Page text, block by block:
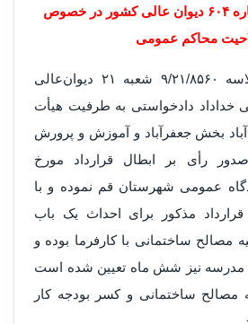
رای و‌حدت‌ رو‌یه شماره ۶۰۴ دیوان عالی کشور در خصوص
محاکم عمومی
۲ ‌ـ‌ حسب پرو‌نده کلاسه ۹/۲۱/۸۵۶۰ شعبه ۲۱ دیوان‌عالی
خداداد دادخواستی به طرفیت هیأت
بخش جعفرآباد و آموزش و پرو‌رش
رأی بر ابطال قرارداد مورخ
تقدیم دادگاه عمومی شهرستان قم نموده و با
مذکور برای احداث یک باب
مصالح ساختمانی با کارفرما بوده و
مدرسه نیز شش ماه تعیین شده است
مصالح ساختمانی و کسر بودجه کار